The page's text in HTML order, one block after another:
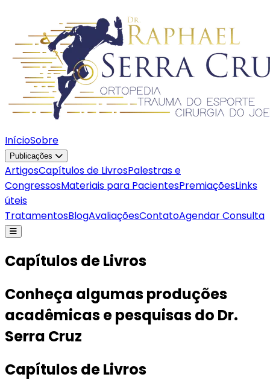
InícioSobre
Publicações
ArtigosCapítulos de LivrosPalestras e
CongressosMateriais para PacientesPremiaçõesLinks
úteis
TratamentosBlogAvaliaçõesContatoAgendar Consulta
Capítulos de Livros
Conheça algumas produções
acadêmicas e pesquisas do Dr.
Serra Cruz
Capítulos de Livros